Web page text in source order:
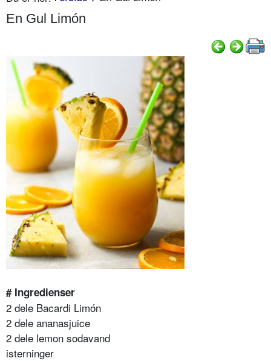
En Gul Limón
# Ingredienser
2 dele Bacardi Limón
2 dele ananasjuice
2 dele lemon sodavand
isterninger